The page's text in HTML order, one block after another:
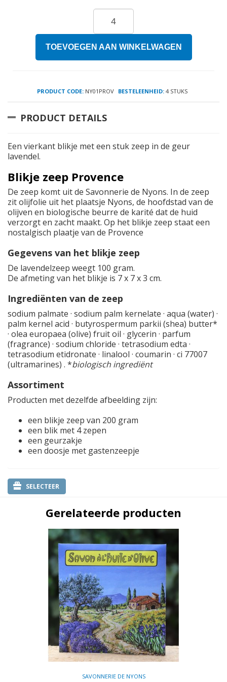
TOEVOEGEN AAN WINKELWAGEN
PRODUCT CODE: NY01PROV BESTELEENHEID: 4 STUKS
PRODUCT DETAILS
Een vierkant blikje met een stuk zeep in de geur
lavendel.
Blikje zeep Provence
De zeep komt uit de Savonnerie de Nyons. In de zeep
zit olijfolie uit het plaatsje Nyons, de hoofdstad van de
olijven en biologische beurre de karité dat de huid
verzorgt en zacht maakt. Op het blikje zeep staat een
nostalgisch plaatje van de Provence
Gegevens van het blikje zeep
De lavendelzeep weegt 100 gram.
De afmeting van het blikje is 7 x 7 x 3 cm.
Ingrediënten van de zeep
sodium palmate · sodium palm kernelate · aqua (water) ·
palm kernel acid · butyrospermum parkii (shea) butter*
· olea europaea (olive) fruit oil · glycerin · parfum
(fragrance) · sodium chloride · tetrasodium edta ·
tetrasodium etidronate · linalool · coumarin · ci 77007
(ultramarines) . *biologisch ingrediënt
Assortiment
Producten met dezelfde afbeelding zijn:
een blikje zeep van 200 gram
een blik met 4 zepen
een geurzakje
een doosje met gastenzeepje
SELECTEER
Gerelateerde producten
SAVONNERIE DE NYONS